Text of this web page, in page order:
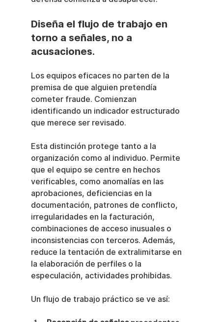
Diseña el flujo de trabajo en
torno a señales, no a
acusaciones.
Los equipos eficaces no parten de la
premisa de que alguien pretendía
cometer fraude. Comienzan
identificando un indicador estructurado
que merece ser revisado.
Esta distinción protege tanto a la
organización como al individuo. Permite
que el equipo se centre en hechos
verificables, como anomalías en las
aprobaciones, deficiencias en la
documentación, patrones de conflicto,
irregularidades en la facturación,
combinaciones de acceso inusuales o
inconsistencias con terceros. Además,
reduce la tentación de extralimitarse en
la elaboración de perfiles o la
especulación, actividades prohibidas.
Un flujo de trabajo práctico se ve así: